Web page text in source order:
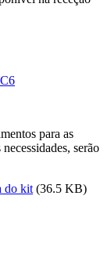
para as
serão
do kit (36.5 KB)